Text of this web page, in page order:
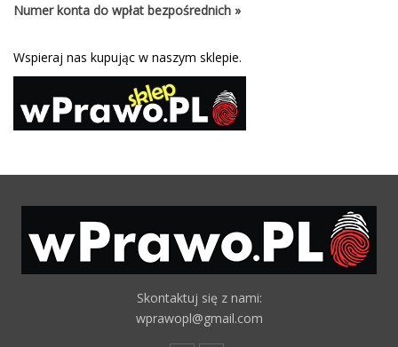
Numer konta do wpłat bezpośrednich »
Wspieraj nas kupując w naszym sklepie.
Skontaktuj się z nami:
wprawopl@gmail.com